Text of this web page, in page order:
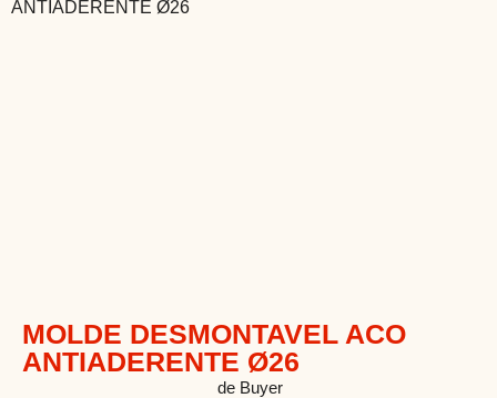
ANTIADERENTE Ø26
MOLDE DESMONTAVEL ACO
ANTIADERENTE Ø26
de Buyer